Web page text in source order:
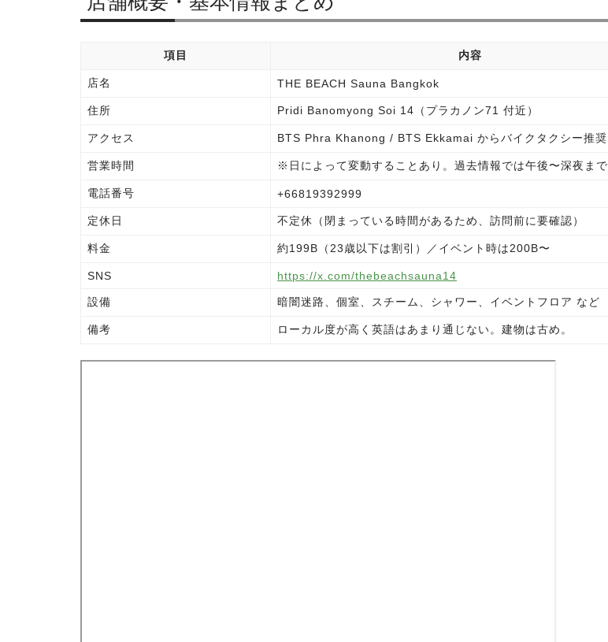
項目 内容
店名 THE BEACH Sauna Bangkok
住所 Pridi Banomyong Soi 14（プラカノン71 付近）
アクセス BTS Phra Khanong / BTS Ekkamai からバイクタクシー推奨
営業時間 ※日によって変動することあり。過去情報では午後〜深夜まで
電話番号 +66819392999
定休日 不定休（閉まっている時間があるため、訪問前に要確認）
料金 約199B（23歳以下は割引）／イベント時は200B〜
SNS https://x.com/thebeachsauna14
設備 暗闇迷路、個室、スチーム、シャワー、イベントフロア など
備考 ローカル度が高く英語はあまり通じない。建物は古め。